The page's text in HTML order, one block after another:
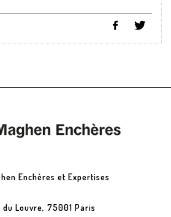
Enchères et Expertises
Louvre, 75001 Paris